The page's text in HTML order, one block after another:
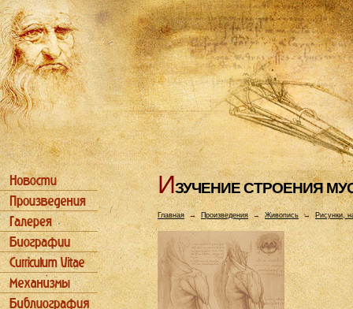
ИЗУЧЕHИЕ СТРОЕHИЯ
Главная→ Произведения → Живопись → Рисунки,